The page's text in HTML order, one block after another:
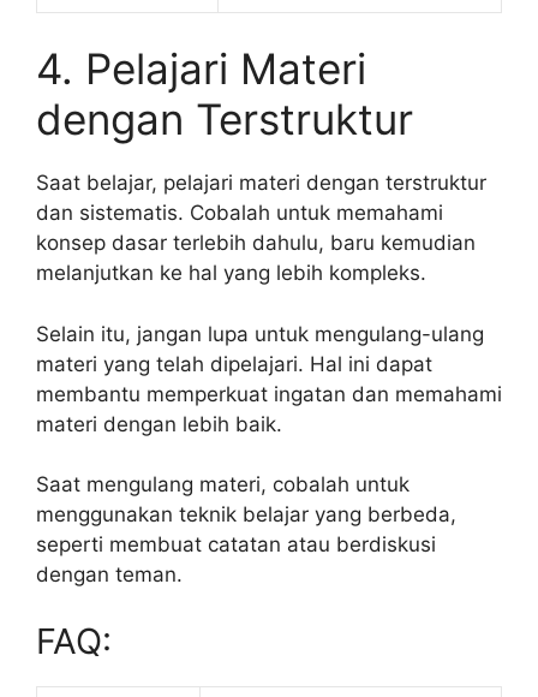
4. Pelajari Materi
dengan Terstruktur
Saat belajar, pelajari materi dengan terstruktur
dan sistematis. Cobalah untuk memahami
konsep dasar terlebih dahulu, baru kemudian
melanjutkan ke hal yang lebih kompleks.
Selain itu, jangan lupa untuk mengulang-ulang
materi yang telah dipelajari. Hal ini dapat
membantu memperkuat ingatan dan memahami
materi dengan lebih baik.
Saat mengulang materi, cobalah untuk
menggunakan teknik belajar yang berbeda,
seperti membuat catatan atau berdiskusi
dengan teman.
FAQ: